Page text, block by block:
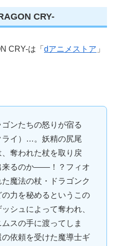
CRY-
CRY-は「 dアニメストア 」
ンたちの怒りが宿る
ライ）…。妖精の尻尾
、奪われた杖を取り戻
来るのか――！？フィオ
魔法の杖・ドラゴンク
力を秘めるというこの
シュによって奪われ、
スの手に渡ってしま
依頼を受けた魔導士ギ